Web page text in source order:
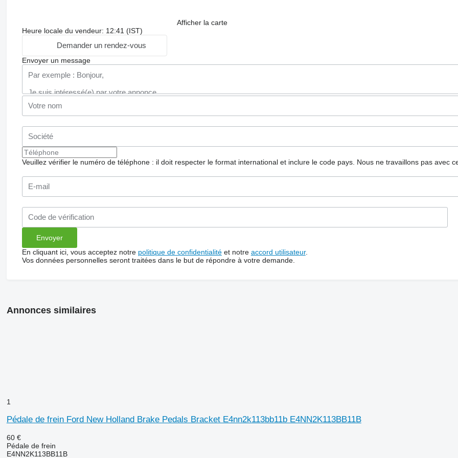
Afficher la carte
Heure locale du vendeur: 12:41 (IST)
Demander un rendez-vous
Envoyer un message
Veuillez vérifier le numéro de téléphone : il doit respecter le format international et inclure le code pays. Nous ne travaillons pas avec
En cliquant ici, vous acceptez notre politique de confidentialitéet notre accord utilisateur.
Vos données personnelles seront traitées dans le but de répondre à votre demande.
Annonces similaires
1
Pédale de frein Ford New Holland Brake Pedals Bracket E4nn2k113bb11b E4NN2K113BB11B
60 €
Pédale de frein
E4NN2K113BB11B